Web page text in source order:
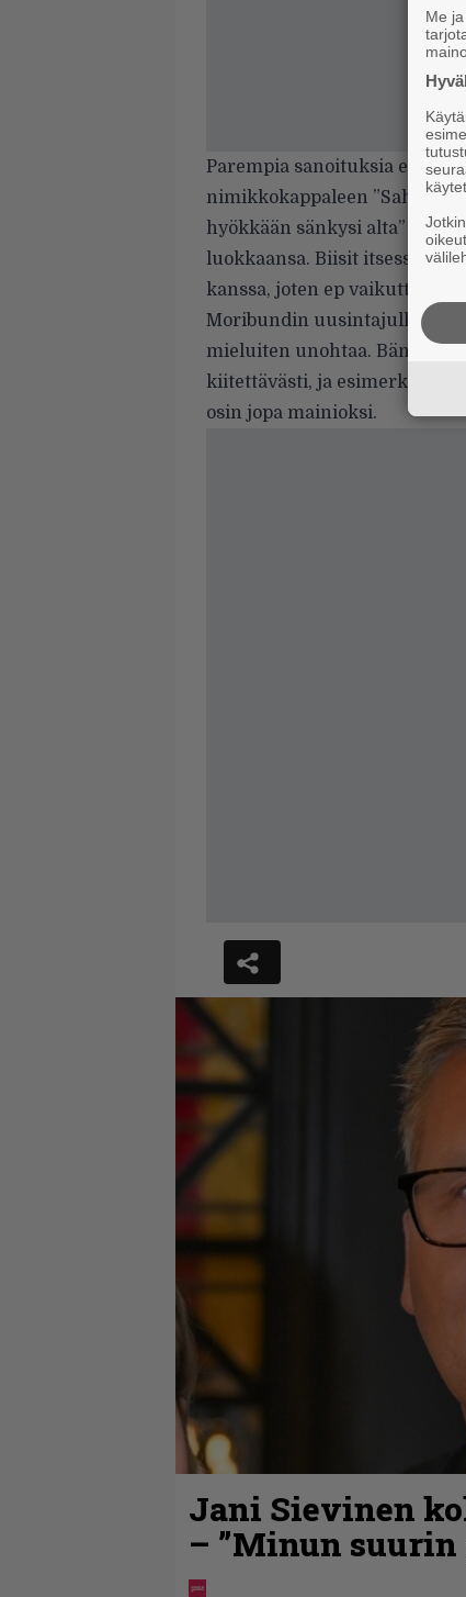
Parempia sanoituksia ei ole
nimikkokappaleen
hyökkään sänkysi alta” -
luokkaansa. Biisit itsessään
kanssa, joten ep vaikuttaa
Moribundin uusintajulkaisut
mieluiten unohtaa. Bändin
kiitettävästi, ja esimerkiksi
osin jopa mainioksi.
Jani Sievinen
– ”Minun
Me